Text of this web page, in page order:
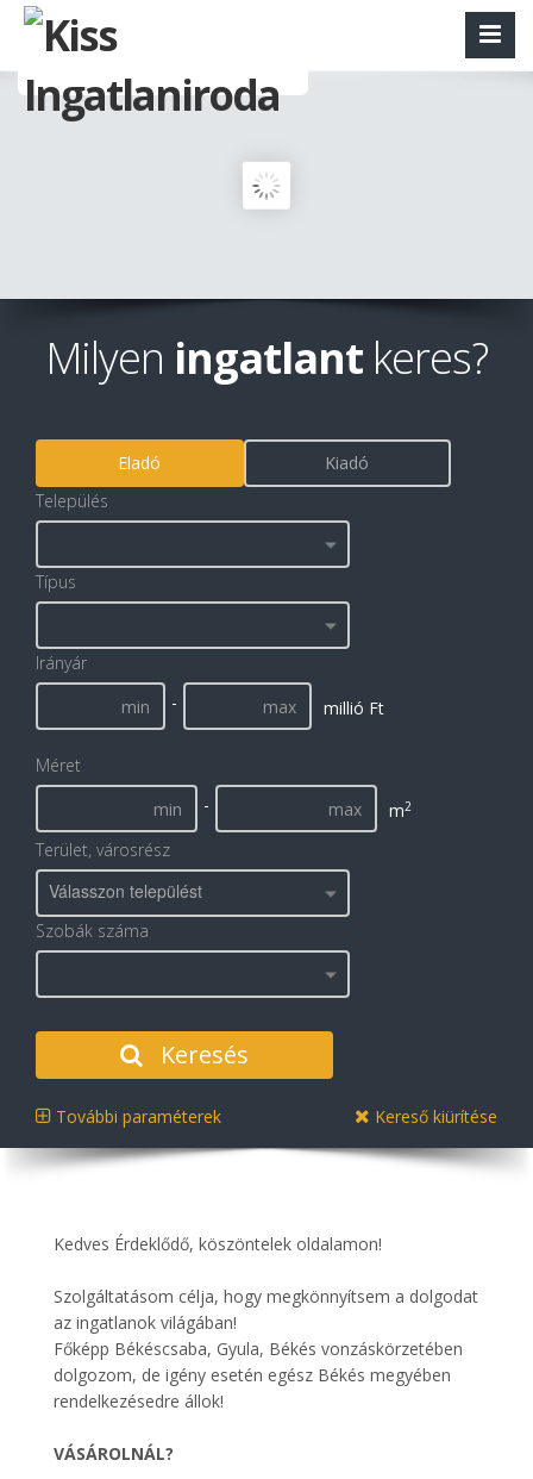
Milyen ingatlant keres?
Eladó
Kiadó
Település
Típus
Irányár
-
millió Ft
Méret
-
m2
Terület, városrész
Válasszon települést
Szobák száma
Keresés
További paraméterek Kereső kiürítése
Kedves Érdeklődő, köszöntelek oldalamon!
Szolgáltatásom célja, hogy megkönnyítsem a dolgodat
az ingatlanok világában!
Főképp Békéscsaba, Gyula, Békés vonzáskörzetében
dolgozom, de igény esetén egész Békés megyében
rendelkezésedre állok!
VÁSÁROLNÁL?